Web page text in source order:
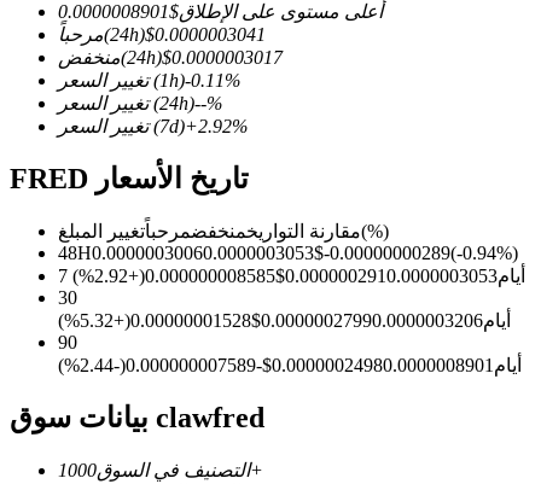
العقود الآجلة للعملات المشفرة
TradFi
مشتقات الأسهم والعملات الأجنبية والمعادن الثمينة والسلع
العقود الآجلة USDC
أعلى مستوى على الإطلاق$
0.0000008901
مرحباً
(24h)$0.0000003041
منخفض
(24h)$0.0000003017
تغيير السعر
(1h)-0.11%
تغيير السعر
(24h)--%
تغيير السعر
(7d)+2.92%
FRED تاريخ الأسعار
مقارنة التواريخمنخفضمرحباًتغيير المبلغ
(%)
48H0.00000030060.0000003053$-0.00000000289(-0.94%)
7 أيام
0.0000002910.0000003053
$
0.000000008585
(
+
2.92
%)
30
أيام
0.00000027990.0000003206
$
0.00000001528
(
+
5.32
%)
90
أيام
0.00000024980.0000008901
$
-0.000000007589
(
-2.44
%)
بيانات سوق clawfred
التصنيف في السوق1000+